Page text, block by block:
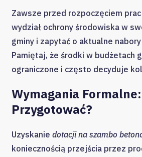
Zawsze przed rozpoczęciem
wydział ochrony środowiska w
gminy i zapytać o aktualne
Pamiętaj, że środki w budżetach
ograniczone i często decyduje
Wymagania
Przygotować?
Uzyskanie dotacji na szambo
koniecznością przejścia przez